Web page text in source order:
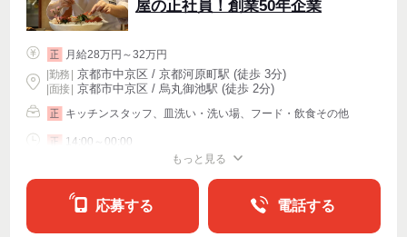
屋の正社員！創業50年企業
正
月給28万円～32万円
|勤務 京都市中京区 / 京都河原町駅 (徒歩 3分)
| 面接 | 京都市中京区 / 烏丸御池駅 (徒歩 2分)
正 キッチンスタッフ、皿洗い・洗い場、フード・飲食その他
正 14:00～00:00
もっと見る
応募する 電話する